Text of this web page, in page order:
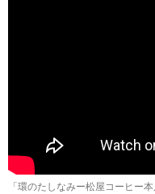
「環のたしなみー松屋コーヒー